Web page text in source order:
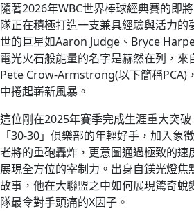
隨著2026年WBC世界棒球經典賽的即
隊正在積極打造一支兼具經驗與活力
世的巨星如Aaron Judge、Bryce
電光火石般能量的名字是赫然在列，
Pete Crow-Armstrong(以下簡稱PCA)
中捲起嶄新風暴。
這位剛在2025年賽季完成生涯重大突
「30-30」俱樂部的年輕好手，加入象
老將的重砲轟炸，更意圖通過極致的速
展現全方位的宰制力。出身自鎂光燈
故事，他在大聯盟之中如何展現驚奇蛻
隊最令對手頭痛的X因子。